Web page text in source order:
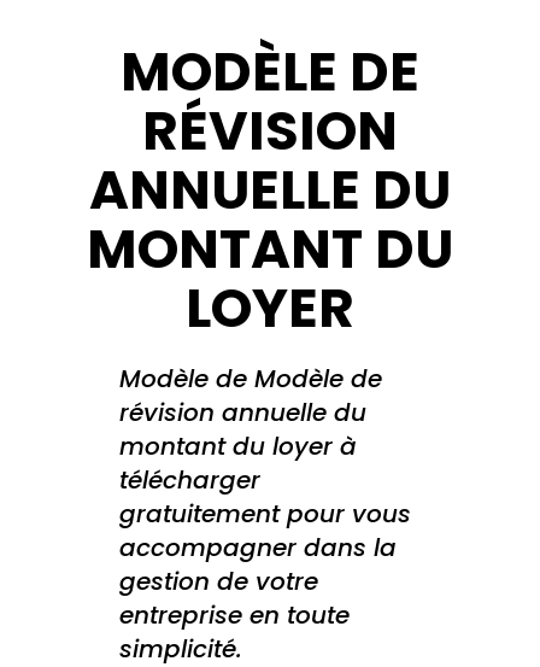
MODÈLE DE
RÉVISION
ANNUELLE DU
MONTANT DU
LOYER
Modèle de Modèle de
révision annuelle du
montant du loyer à
télécharger
gratuitement pour vous
accompagner dans la
gestion de votre
entreprise en toute
simplicité.